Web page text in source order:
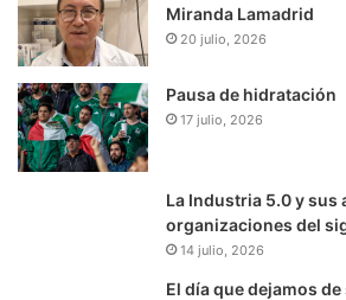
Miranda Lamadrid
20 julio, 2026
Pausa de hidratación
17 julio, 2026
La Industria 5.0 y sus
organizaciones del
14 julio, 2026
El día que dejamos